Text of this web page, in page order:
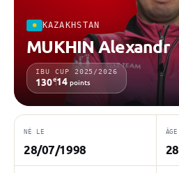
KAZAKHSTAN
MUKHIN Alexandr
IBU CUP 2025/2026
130e14 points
NÉ LE
28/07/1998
ÂGE
28